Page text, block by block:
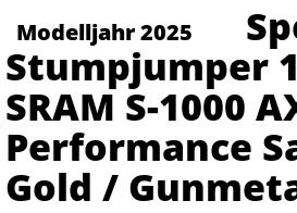
Modelljahr 2025
Stumpjumper
SRAM S-1000
Performance
Gold /